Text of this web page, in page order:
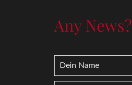
Any News?